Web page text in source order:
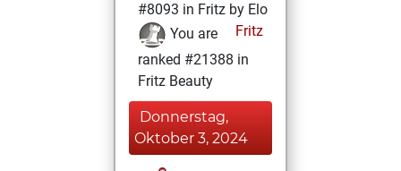
#8093 in Fritz by Elo
Fritz
You are
ranked #21388 in
Fritz Beauty
Donnerstag,
Oktober 3, 2024